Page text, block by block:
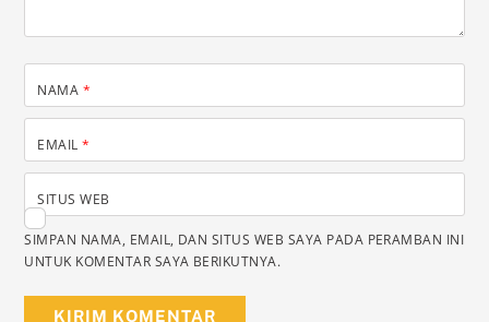
NAMA *
EMAIL*
SITUS WEB
SIMPAN NAMA, EMAIL, DAN SITUS WEB SAYA PADA PERAMBAN INI
UNTUK KOMENTAR SAYA BERIKUTNYA.